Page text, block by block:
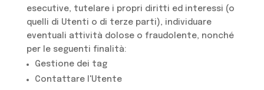
esecutive, tutelare i propri diritti ed interessi (o
quelli di Utenti o di terze parti), individuare
eventuali attività dolose o fraudolente, nonché
per le seguenti finalità:
Gestione dei tag
Contattare l'Utente